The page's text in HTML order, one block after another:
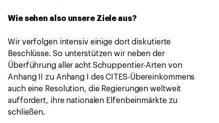
Wie sehen also unsere Ziele aus?
Wir verfolgen intensiv einige dort diskutierte
Beschlüsse. So unterstützen wir neben der
Überführung aller acht Schuppentier-Arten von
Anhang II zu Anhang I des CITES-Übereinkommens
auch eine Resolution, die Regierungen weltweit
auffordert, ihre nationalen Elfenbeinmärkte zu
schließen.